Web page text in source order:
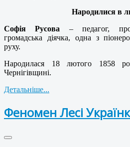
Народилися в
Софія Русова – педагог,
громадська діячка, одна з
руху.
Народилася 18 лютого 1858
Чернігівщині.
Детальніше...
Феномен Лесі